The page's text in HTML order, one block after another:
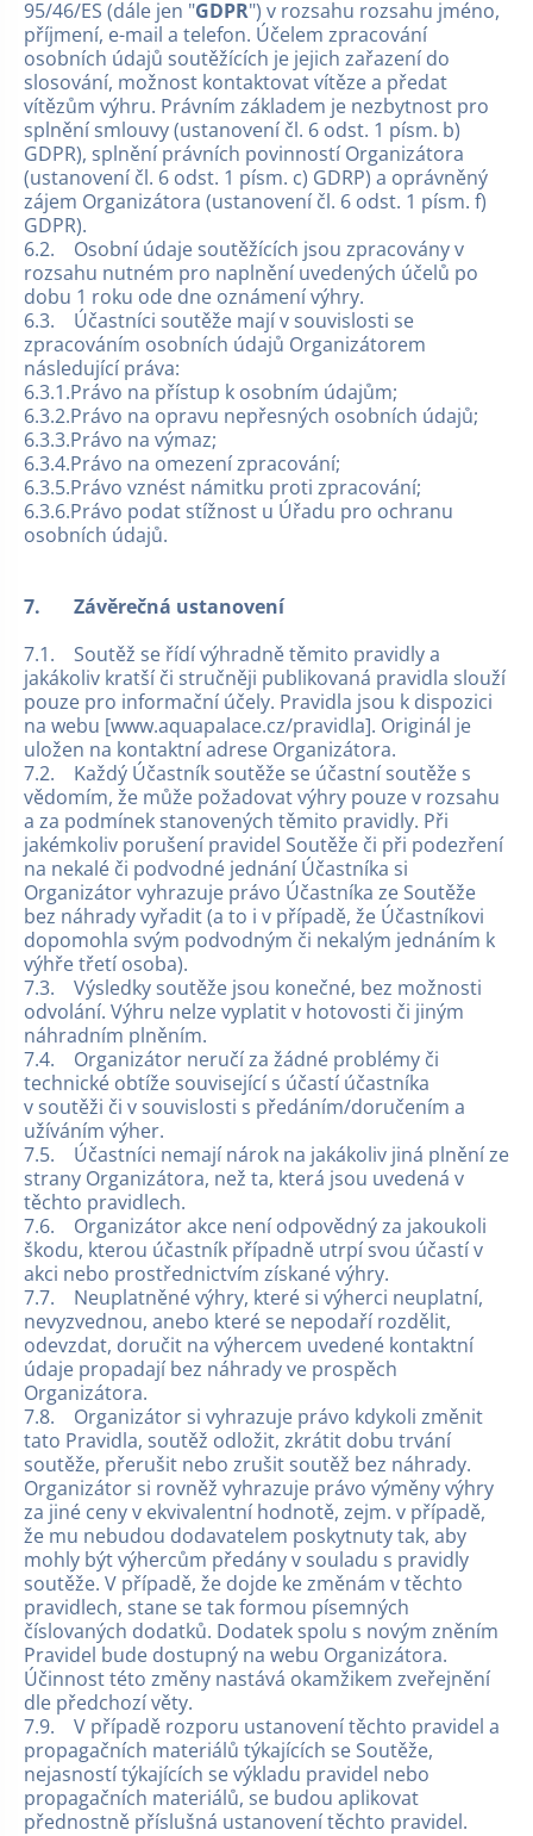
95/46/ES (dále jen "GDPR") v rozsahu rozsahu jméno,
příjmení, e-mail a telefon. Účelem zpracování
osobních údajů soutěžících je jejich zařazení do
slosování, možnost kontaktovat vítěze a předat
vítězům výhru. Právním základem je nezbytnost pro
splnění smlouvy (ustanovení čl. 6 odst. 1 písm. b)
GDPR), splnění právních povinností Organizátora
(ustanovení čl. 6 odst. 1 písm. c) GDRP) a oprávněný
zájem Organizátora (ustanovení čl. 6 odst. 1 písm. f)
GDPR).
6.2. Osobní údaje soutěžících jsou zpracovány v
rozsahu nutném pro naplnění uvedených účelů po
dobu 1 roku ode dne oznámení výhry.
6.3. Účastníci soutěže mají v souvislosti se
zpracováním osobních údajů Organizátorem
následující práva:
6.3.1.Právo na přístup k osobním údajům;
6.3.2.Právo na opravu nepřesných osobních údajů;
6.3.3.Právo na výmaz;
6.3.4.Právo na omezení zpracování;
6.3.5.Právo vznést námitku proti zpracování;
6.3.6.Právo podat stížnost u Úřadu pro ochranu
osobních údajů.
7. Závěrečná ustanovení
7.1. Soutěž se řídí výhradně těmito pravidly a
jakákoliv kratší či stručněji publikovaná pravidla slouží
pouze pro informační účely. Pravidla jsou k dispozici
na webu [www.aquapalace.cz/pravidla]. Originál je
uložen na kontaktní adrese Organizátora.
7.2. Každý Účastník soutěže se účastní soutěže s
vědomím, že může požadovat výhry pouze v rozsahu
a za podmínek stanovených těmito pravidly. Při
jakémkoliv porušení pravidel Soutěže či při podezření
na nekalé či podvodné jednání Účastníka si
Organizátor vyhrazuje právo Účastníka ze Soutěže
bez náhrady vyřadit (a to i v případě, že Účastníkovi
dopomohla svým podvodným či nekalým jednáním k
výhře třetí osoba).
7.3. Výsledky soutěže jsou konečné, bez možnosti
odvolání. Výhru nelze vyplatit v hotovosti či jiným
náhradním plněním.
7.4. Organizátor neručí za žádné problémy či
technické obtíže související s účastí účastníka
v soutěži či v souvislosti s předáním/doručením a
užíváním výher.
7.5. Účastníci nemají nárok na jakákoliv jiná plnění ze
strany Organizátora, než ta, která jsou uvedená v
těchto pravidlech.
7.6. Organizátor akce není odpovědný za jakoukoli
škodu, kterou účastník případně utrpí svou účastí v
akci nebo prostřednictvím získané výhry.
7.7. Neuplatněné výhry, které si výherci neuplatní,
nevyzvednou, anebo které se nepodaří rozdělit,
odevzdat, doručit na výhercem uvedené kontaktní
údaje propadají bez náhrady ve prospěch
Organizátora.
7.8. Organizátor si vyhrazuje právo kdykoli změnit
tato Pravidla, soutěž odložit, zkrátit dobu trvání
soutěže, přerušit nebo zrušit soutěž bez náhrady.
Organizátor si rovněž vyhrazuje právo výměny výhry
za jiné ceny v ekvivalentní hodnotě, zejm. v případě,
že mu nebudou dodavatelem poskytnuty tak, aby
mohly být výhercům předány v souladu s pravidly
soutěže. V případě, že dojde ke změnám v těchto
pravidlech, stane se tak formou písemných
číslovaných dodatků. Dodatek spolu s novým zněním
Pravidel bude dostupný na webu Organizátora.
Účinnost této změny nastává okamžikem zveřejnění
dle předchozí věty.
7.9. V případě rozporu ustanovení těchto pravidel a
propagačních materiálů týkajících se Soutěže,
nejasností týkajících se výkladu pravidel nebo
propagačních materiálů, se budou aplikovat
přednostně příslušná ustanovení těchto pravidel.